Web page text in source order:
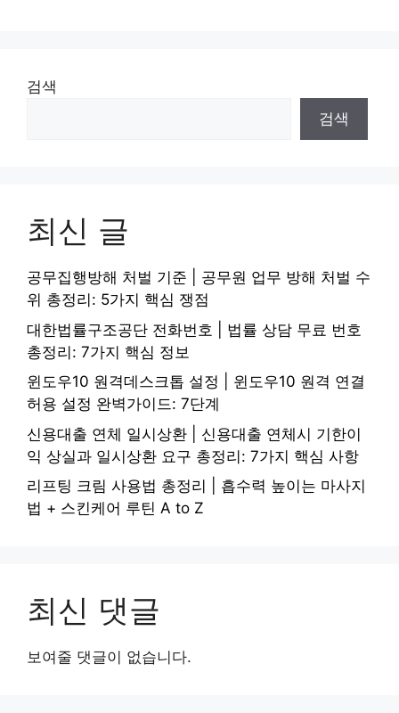
검색
검색
최신 글
공무집행방해 처벌 기준 | 공무원 업무 방해 처벌 수
위 총정리: 5가지 핵심 쟁점
대한법률구조공단 전화번호 | 법률 상담 무료 번호
총정리: 7가지 핵심 정보
윈도우10 원격데스크톱 설정 | 윈도우10 원격 연결
허용 설정 완벽가이드: 7단계
신용대출 연체 일시상환 | 신용대출 연체시 기한이
익 상실과 일시상환 요구 총정리: 7가지 핵심 사항
리프팅 크림 사용법 총정리 | 흡수력 높이는 마사지
법 + 스킨케어 루틴 A to Z
최신 댓글
보여줄 댓글이 없습니다.